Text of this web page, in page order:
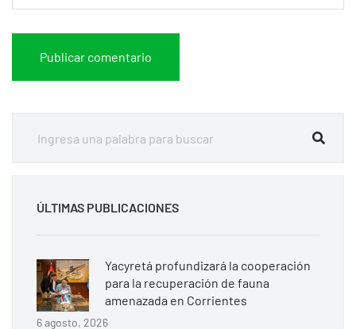
ÚLTIMAS PUBLICACIONES
Yacyretá profundizará la cooperación
para la recuperación de fauna
amenazada en Corrientes
6 agosto, 2026